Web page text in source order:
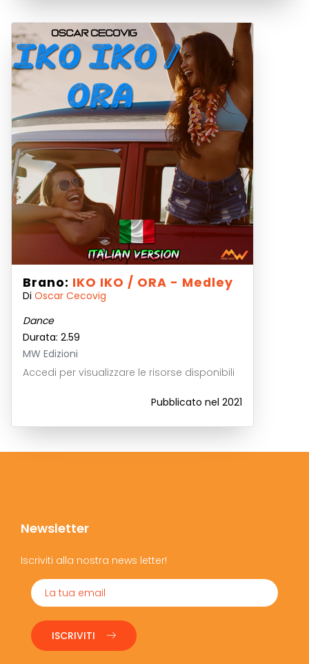
Brano: IKO IKO / ORA - Medley
Di Oscar Cecovig
Dance
Durata: 2.59
MW Edizioni
Accedi per visualizzare le risorse disponibili
Pubblicato nel 2021
Newsletter
Iscriviti alla nostra news letter!
ISCRIVITI